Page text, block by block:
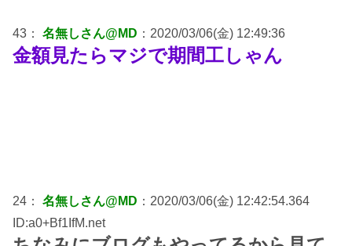
43： 名無しさん@MD ：2020/03/06(金) 12:49:36
金額見たらマジで期間工しゃん
24： 名無しさん@MD ：2020/03/06(金) 12:42:54.364
ID:a0+Bf1IfM.net